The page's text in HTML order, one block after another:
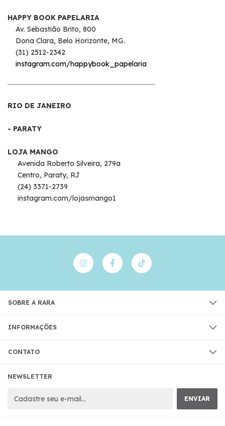
HAPPY BOOK PAPELARIA
Av. Sebastião Brito, 800
Dona Clara, Belo Horizonte, MG.
(31) 2512-2342
instagram.com/happybook_papelaria
..................................................................................................
RIO DE JANEIRO
- PARATY
LOJA MANGO
Avenida Roberto Silveira, 279a
Centro, Paraty, RJ
(24) 3371-2739
instagram.com/lojasmango1
SOBRE A RARA
INFORMAÇÕES
CONTATO
NEWSLETTER